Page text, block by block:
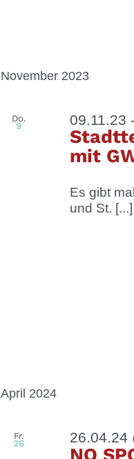
November 2023
Do.
9 09.11.23
mit
Es gibt
und St. [...]
April 2024
Fr.
26 26.04.24